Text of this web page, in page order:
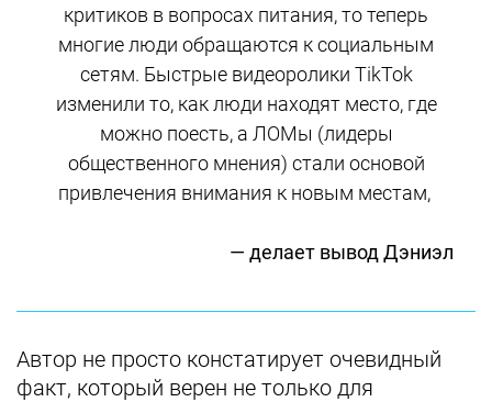
критиков в вопросах питания, то теперь
многие люди обращаются к социальным
сетям. Быстрые видеоролики TikTok
изменили то, как люди находят место, где
можно поесть, а ЛОМы (лидеры
общественного мнения) стали основой
привлечения внимания к новым местам,
— делает вывод Дэниэл
Автор не просто констатирует очевидный
факт, который верен не только для